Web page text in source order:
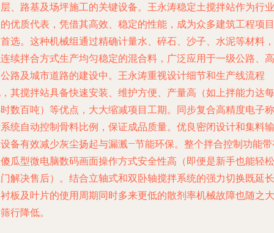
、路基及场坪施工的关键设备。王永涛稳定土搅拌站作为行业
优质代表，凭借其高效、稳定的性能，成为众多建筑工程项目
选。这种机械组通过精确计量水、碎石、沙子、水泥等材料，
续拌合方式生产均匀稳定的混合料，广泛应用于一级公路、高
路及城市道路的建设中。王永涛重视设计细节和生产线流程
其搅拌站具备快速安装、维护方便、产量高（如上拌能力达每
数百吨）等优点，大大缩减项目工期。同步复合高精度电子称
统自动控制骨料比例，保证成品质量。优良密闭设计和集料输
备有效减少灰尘扬起与漏溅—节能环保。整个拌合控制功能
瓜型微电脑数码画面操作方式安全性高（即便是新手也能轻松
解决售后）。结合立轴式和双卧轴搅拌系统的强力切换既延长
板及叶片的使用周期同时多来更低的散剂率机械故障也随之大
行降低。